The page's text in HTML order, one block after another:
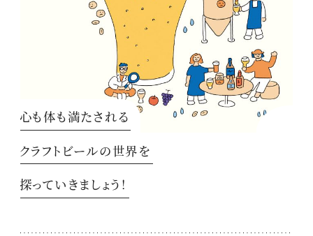
心も体も満たされる
クラフトビールの世界を
探っていきましょう！